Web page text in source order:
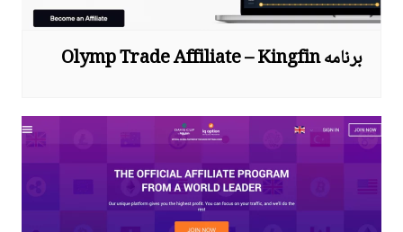
برنامه Olymp Trade Affiliate – Kingfin